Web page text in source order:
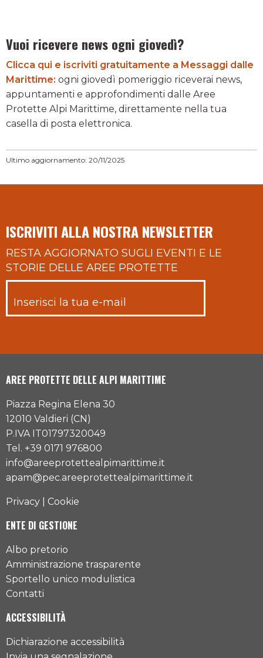
Vuoi ricevere news ogni giovedì?
Clicca qui e iscriviti gratuitamente a Messaggi dalle
Marittime: ogni giovedì pomeriggio riceverai news,
appuntamenti e approfondimenti dalle Aree
Protette Alpi Marittime, direttamente nella tua
casella di posta elettronica.
Ultimo aggiornamento: 20/11/2025
ISCRIVITI ALLA NOSTRA NEWSLETTER
RESTA AGGIORNATO SUGLI EVENTI E LE
STORIE DELLE AREE PROTETTE
AREE PROTETTE DELLE ALPI MARITTIME
Piazza Regina Elena 30
12010 Valdieri (CN)
P.IVA IT01797320049
Tel. +39 0171 976800
info@areeprotettealpimarittime.it
apam@pec.areeprotettealpimarittime.it
Privacy Cookie
ENTE DI GESTIONE
Albo pretorio
Amministrazione trasparente
Sportello unico modulistica
Contatti
ACCESSIBILITÀ
Dichiarazione accessibilità